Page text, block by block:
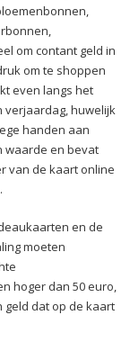
om contant geld in
om te shoppen
even langs het
verjaardag, huwelijk
handen aan
waarde en bevat
van de kaart online
en de
moeten
hoger dan 50 euro,
geld dat op de kaart